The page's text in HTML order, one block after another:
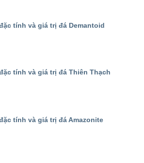
tính và giá trị đá Demantoid
tính và giá trị đá Thiên Thạch
tính và giá trị đá Amazonite